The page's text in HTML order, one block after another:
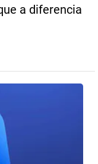
a diferencia